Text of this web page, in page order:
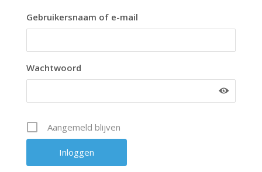
Gebruikersnaam of e-mail
Wachtwoord
Aangemeld blijven